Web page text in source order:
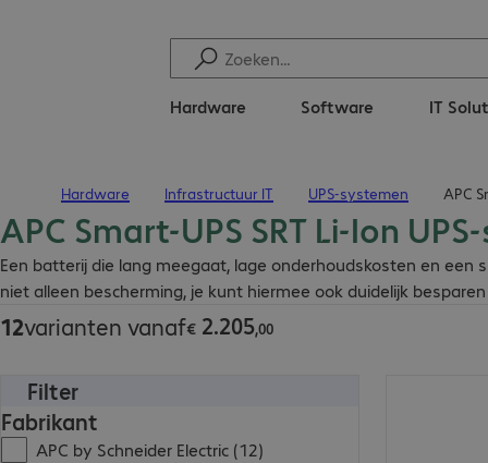
Hardware Software IT
Hardware Infrastructuur IT UPS-systemen APC
APC Smart-UPS SRT Li-Ion
Een batterij die lang meegaat, lage onderhoudskosten en een
niet alleen bescherming, je kunt hiermee ook duidelijk
12varianten vanaf€ 2.205,00
€ 2.205,00
Filter
Fabrikant
APC by Schneider Electric (12)